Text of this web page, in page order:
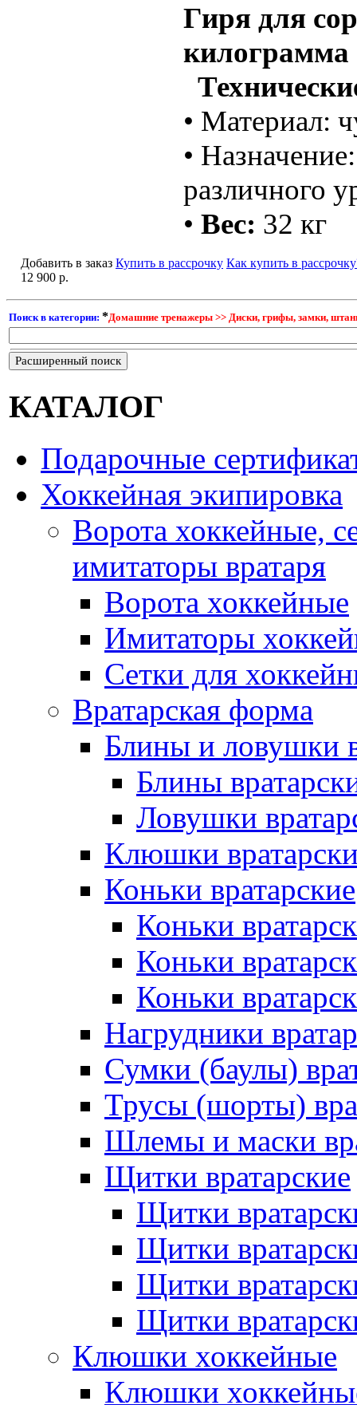
Гиря для
килограмма
• Материал:
•
различного
• Вес: 32 кг
Добавить в заказ Купить в рассрочку Как купить в
12 900 р.
Поиск в категории: *Домашние тренажеры >> Диски, грифы, замки,
Расширенный поиск
КАТАЛОГ
Подарочные
Хоккейная экипировка
Ворота хоккейные,
имитаторы вратаря
Ворота хоккейные
Имитаторы
Сетки для
Вратарская форма
Блины и ловушки
Блины
Ловушки
Клюшки
Коньки вратарские
Коньки
Коньки
Коньки
Нагрудники
Сумки (баулы)
Трусы (шорты)
Шлемы и маски
Щитки вратарские
Щитки
Щитки
Щитки
Щитки
Клюшки хоккейные
Клюшки